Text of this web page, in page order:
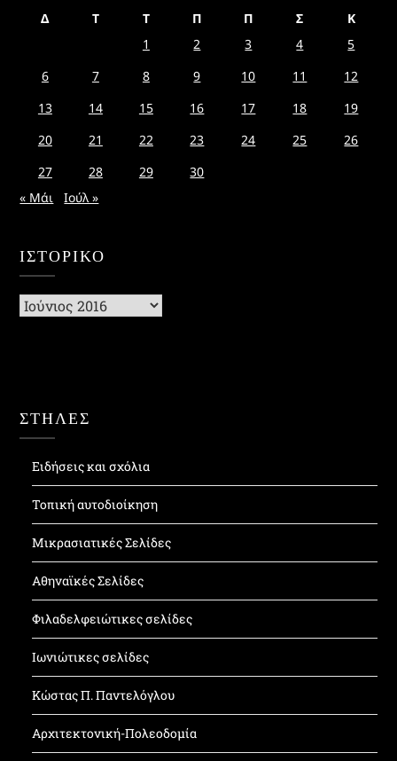
Δ Τ Τ Π Π Σ
Κ
1
2 3 4
5
6
7 8 9 10 11
12
13
14 15 16 17 18
19
20
21 22 23 24 25
26
27
28 29
30
« Μάι
Ιούλ »
ΙΣΤΟΡΙΚΌ
Ιστορικό
ΣΤΗΛΕΣ
Ειδήσεις και σχόλια
Τοπική αυτοδιοίκηση
Μικρασιατικές Σελίδες
Αθηναϊκές Σελίδες
Φιλαδελφειώτικες σελίδες
Ιωνιώτικες σελίδες
Κώστας Π. Παντελόγλου
Αρχιτεκτονική-Πολεοδομία